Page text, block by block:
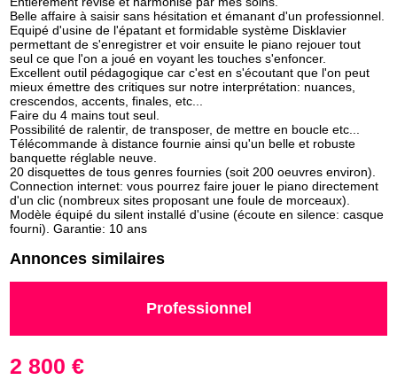
Belle affaire à saisir sans hésitation et émanant d'un professionnel.
Equipé d'usine de l'épatant et formidable système Disklavier
permettant de s'enregistrer et voir ensuite le piano rejouer tout
seul ce que l'on a joué en voyant les touches s'enfoncer.
Excellent outil pédagogique car c'est en s'écoutant que l'on peut
mieux émettre des critiques sur notre interprétation: nuances,
crescendos, accents, finales, etc...
Faire du 4 mains tout seul.
Possibilité de ralentir, de transposer, de mettre en boucle etc...
Télécommande à distance fournie ainsi qu'un belle et robuste
banquette réglable neuve.
20 disquettes de tous genres fournies (soit 200 oeuvres environ).
Connection internet: vous pourrez faire jouer le piano directement
d'un clic (nombreux sites proposant une foule de morceaux).
Modèle équipé du silent installé d'usine (écoute en silence: casque
fourni). Garantie: 10 ans
Annonces similaires
Professionnel
2 800 €